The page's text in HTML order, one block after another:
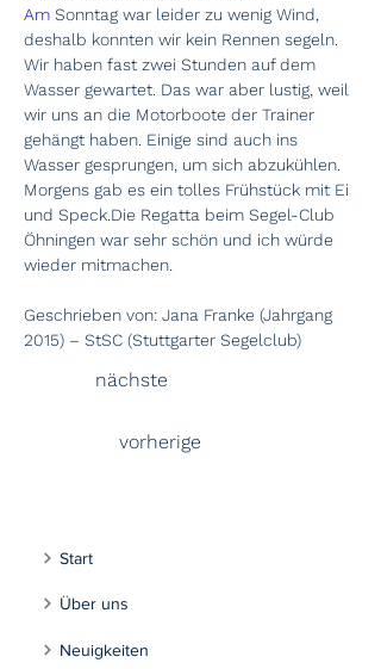
Am Sonntag war leider zu wenig Wind,
deshalb konnten wir kein Rennen segeln.
Wir haben fast zwei Stunden auf dem
Wasser gewartet. Das war aber lustig, weil
wir uns an die Motorboote der Trainer
gehängt haben. Einige sind auch ins
Wasser gesprungen, um sich abzukühlen.
Morgens gab es ein tolles Frühstück mit Ei
und Speck.Die Regatta beim Segel-Club
Öhningen war sehr schön und ich würde
wieder mitmachen.
Geschrieben von: Jana Franke (Jahrgang
2015) – StSC (Stuttgarter Segelclub)
nächste
vorherige
Start
Über uns
Neuigkeiten